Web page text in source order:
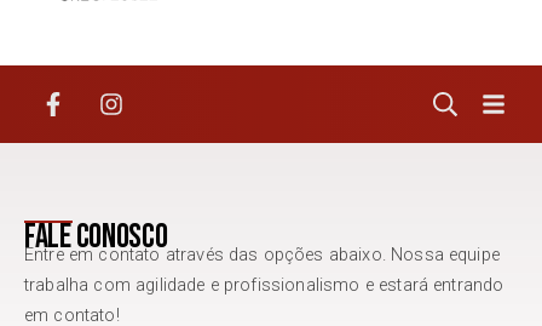
Fale conosco
Entre em contato através das opções abaixo. Nossa equipe
trabalha com agilidade e profissionalismo e estará entrando
em contato!